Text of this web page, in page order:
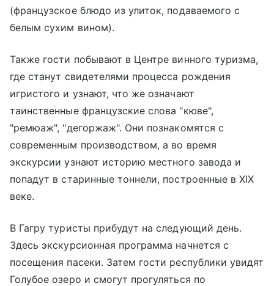
(французское блюдо из улиток, подаваемого с
белым сухим вином).
Также гости побывают в Центре винного туризма,
где станут свидетелями процесса рождения
игристого и узнают, что же означают
таинственные французские слова "кюве",
"ремюаж", "дегоржаж". Они познакомятся с
современным производством, а во время
экскурсии узнают историю местного завода и
попадут в старинные тоннели, построенные в XIX
веке.
В Гагру туристы прибудут на следующий день.
Здесь экскурсионная программа начнется с
посещения пасеки. Затем гости республики увидят
Голубое озеро и смогут прогуляться по